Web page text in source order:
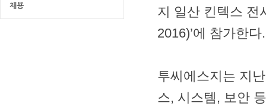
채용
지 일산 킨텍스 전
2016)’에 참가한다.
투씨에스지는 지
스, 시스템, 보안